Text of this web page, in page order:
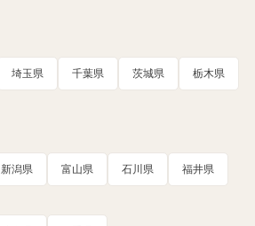
埼玉県 千葉県 茨城県 栃木県
新潟県 富山県 石川県 福井県